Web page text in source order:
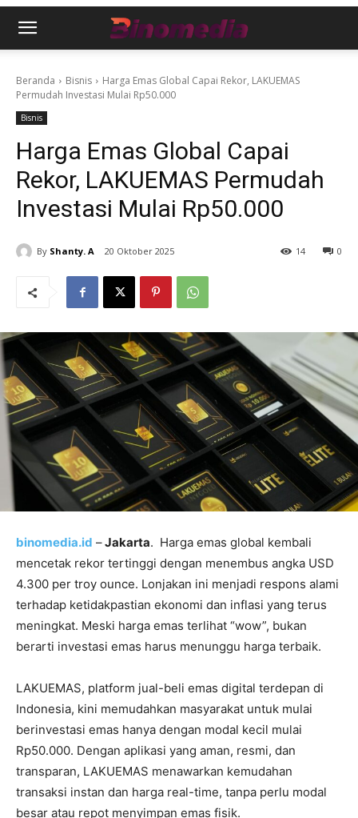
Beranda Bisnis
Harga Emas Global Capai Rekor, LAKUEMAS
Permudah Investasi Mulai Rp50.000
Bisnis
Harga Emas Global Capai
Rekor, LAKUEMAS Permudah
Investasi Mulai Rp50.000
By Shanty. A 20 Oktober 2025 0
14
binomedia.id –Jakarta. Harga emas global kembali
mencetak rekor tertinggi dengan menembus angka USD
4.300 per troy ounce. Lonjakan ini menjadi respons alami
terhadap ketidakpastian ekonomi dan inflasi yang terus
meningkat. Meski harga emas terlihat “wow”, bukan
berarti investasi emas harus menunggu harga terbaik.
LAKUEMAS, platform jual-beli emas digital terdepan di
Indonesia, kini memudahkan masyarakat untuk mulai
berinvestasi emas hanya dengan modal kecil mulai
Rp50.000. Dengan aplikasi yang aman, resmi, dan
transparan, LAKUEMAS menawarkan kemudahan
transaksi instan dan harga real-time, tanpa perlu modal
besar atau repot menyimpan emas fisik.